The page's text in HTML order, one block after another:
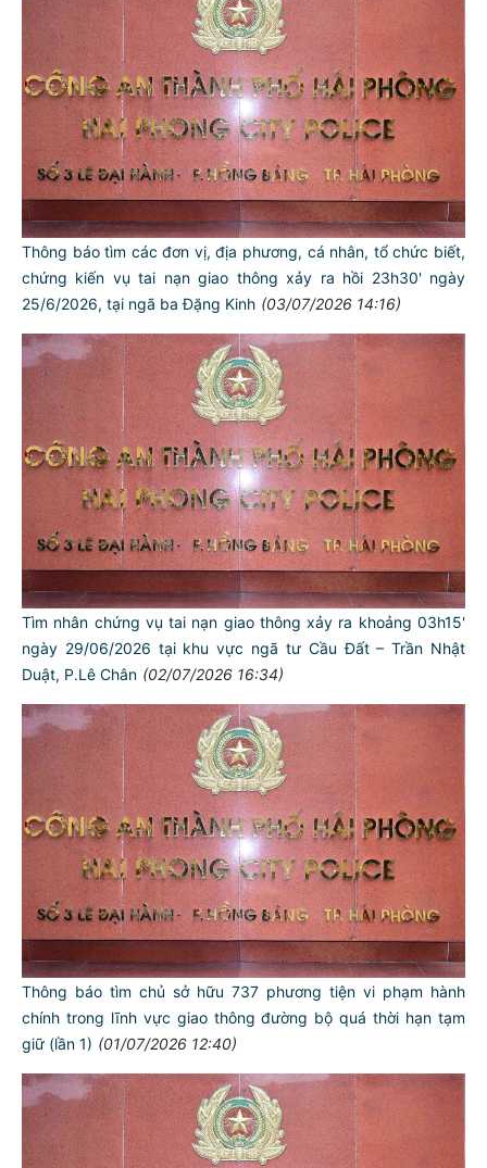
Thông báo tìm các đơn vị, địa phương, cá nhân, tổ chức biết,
chứng kiến vụ tai nạn giao thông xảy ra hồi 23h30' ngày
25/6/2026, tại ngã ba Đặng Kinh (03/07/2026 14:16)
Tìm nhân chứng vụ tai nạn giao thông xảy ra khoảng 03h15'
ngày 29/06/2026 tại khu vực ngã tư Cầu Đất – Trần Nhật
Duật, P.Lê Chân (02/07/2026 16:34)
Thông báo tìm chủ sở hữu 737 phương tiện vi phạm hành
chính trong lĩnh vực giao thông đường bộ quá thời hạn tạm
giữ (lần 1) (01/07/2026 12:40)